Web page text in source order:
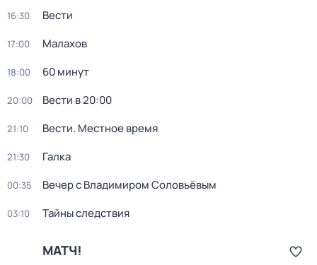
16:30 Вести
17:00 Малахов
18:00 60 минут
20:00 Вести в 20:00
21:10 Вести. Местное время
21:30 Галка
00:35 Вечер с Владимиром Соловьёвым
03:10 Тайны следствия
МАТЧ!